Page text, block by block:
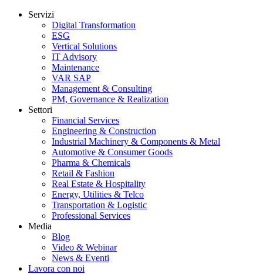
Servizi
Digital Transformation
ESG
Vertical Solutions
IT Advisory
Maintenance
VAR SAP
Management & Consulting
PM, Governance & Realization
Settori
Financial Services
Engineering & Construction
Industrial Machinery & Components & Metal
Automotive & Consumer Goods
Pharma & Chemicals
Retail & Fashion
Real Estate & Hospitality
Energy, Utilities & Telco
Transportation & Logistic
Professional Services
Media
Blog
Video & Webinar
News & Eventi
Lavora con noi